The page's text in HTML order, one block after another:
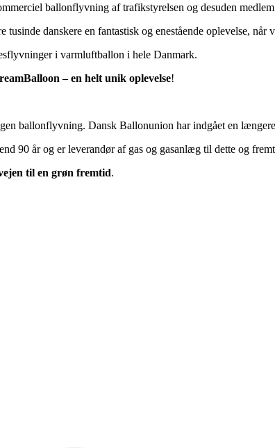
ballonflyvning af trafikstyrelsen og desuden
tusinde danskere en fantastisk og enestående oplevelse,
i varmluftballon i hele Danmark.
– en helt unik oplevelse!
ballonflyvning. Dansk Ballonunion har indgået en
90 år og er leverandør af gas og gasanlæg til dette og
til en grøn fremtid.